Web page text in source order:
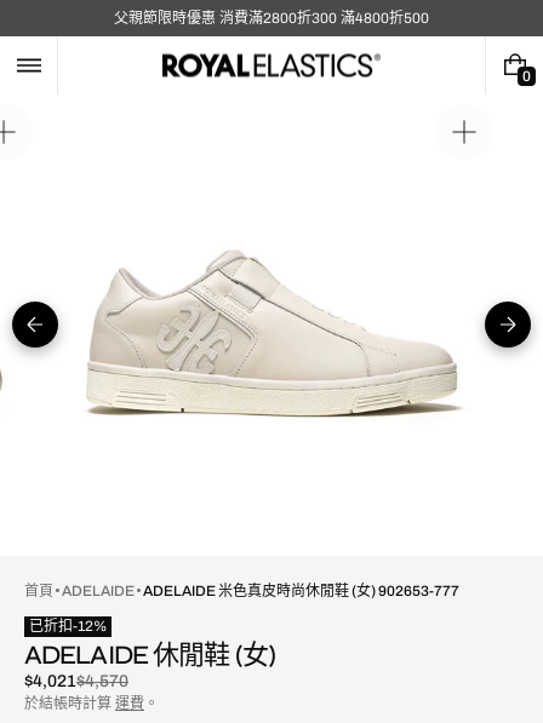
父親節限時優惠 消費滿2800折300 滿4800折500
0
0
在
媒
體
在
首頁 ADELAIDE ADELAIDE 米色真皮時尚休閒鞋 (女) 902653-777
已折扣-12%
ADELAIDE 休閒鞋 (女)
已
折
$4,021
原
價
$4,570
於結帳時計算 運費 。